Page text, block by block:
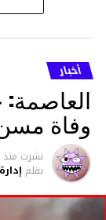
هلال في
والقبض
ما نُسبه إليه.
متابعة
قسم الاخبار
أخبار
وفاة
نشرت
بقلم